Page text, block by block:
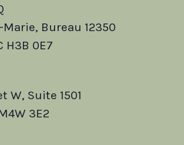
Bureau 12350
H3B 0E7
W, Suite 1501
3E2